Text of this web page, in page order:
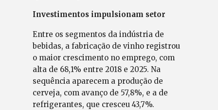
Investimentos impulsionam setor
Entre os segmentos da indústria de
bebidas, a fabricação de vinho registrou
o maior crescimento no emprego, com
alta de 68,1% entre 2018 e 2025. Na
sequência aparecem a produção de
cerveja, com avanço de 57,8%, e a de
refrigerantes, que cresceu 43,7%.